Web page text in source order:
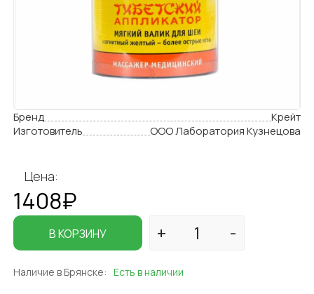
Бренд
Крейт
Изготовитель
ООО Лаборатория Кузнецова
Цена:
1408₽
В КОРЗИНУ
Наличие в Брянске: Есть в наличии